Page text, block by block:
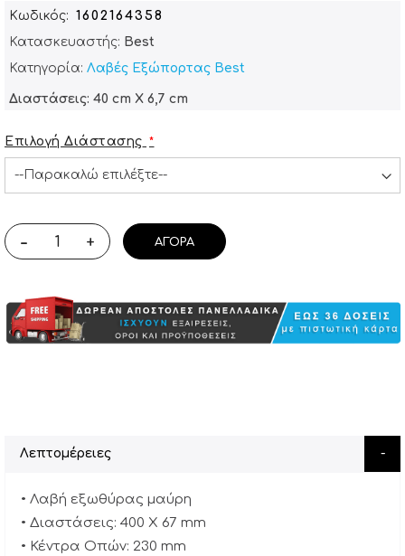
Κωδικός
1602164358
Κατασκευαστής: Best
Κατηγορία: Λαβές Εξώπορτας Best
Διαστάσεις: 40 cm X 6,7 cm
Επιλογή Διάστασης
- + ΑΓΟΡΆ
Λεπτομέρειες
• Λαβή εξωθύρας μαύρη
• Διαστάσεις: 400 X 67 mm
• Κέντρα Οπών: 230 mm